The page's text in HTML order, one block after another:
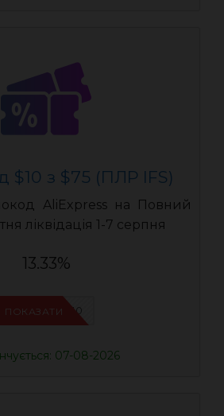
$10 з $75 (ПЛР IFS)
AliExpress на Повний
ліквідація 1-7 серпня
13.33%
IFSCDUA10
ПОКАЗАТИ
07-08-2026